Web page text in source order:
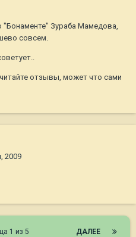
"Бонаменте" Зураба Мамедова,
совсем.
отзывы, может что сами
2009
ДАЛЕЕ
1 из 5